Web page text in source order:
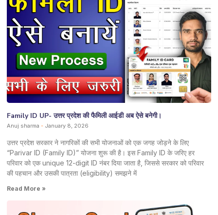
Family ID UP- उत्तर प्रदेश की फैमिली आईडी अब ऐसे बनेगी।
Anuj sharma January 8, 2026
उत्तर प्रदेश सरकार ने नागरिकों की सभी योजनाओं को एक जगह जोड़ने के लिए
“Parivar ID (Family ID)” योजना शुरू की है। इस Family ID के जरिए हर
परिवार को एक unique 12-digit ID नंबर दिया जाता है, जिससे सरकार को परिवार
की पहचान और उसकी पात्रता (eligibility) समझने में
Read More »